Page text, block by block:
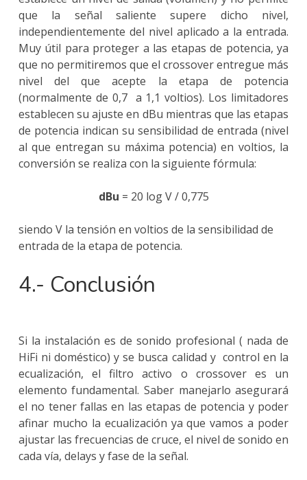
que la señal saliente supere dicho nivel,
independientemente del nivel aplicado a la entrada.
Muy útil para proteger a las etapas de potencia, ya
que no permitiremos que el crossover entregue más
nivel del que acepte la etapa de potencia
(normalmente de 0,7 a 1,1 voltios). Los limitadores
establecen su ajuste en dBu mientras que las etapas
de potencia indican su sensibilidad de entrada (nivel
al que entregan su máxima potencia) en voltios, la
conversión se realiza con la siguiente fórmula:
dBu = 20 log V / 0,775
siendo V la tensión en voltios de la sensibilidad de
entrada de la etapa de potencia.
4.- Conclusión
Si la instalación es de sonido profesional ( nada de
HiFi ni doméstico) y se busca calidad y control en la
ecualización, el filtro activo o crossover es un
elemento fundamental. Saber manejarlo asegurará
el no tener fallas en las etapas de potencia y poder
afinar mucho la ecualización ya que vamos a poder
ajustar las frecuencias de cruce, el nivel de sonido en
cada vía, delays y fase de la señal.